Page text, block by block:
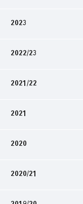
2023
2022/23
2021/22
2021
2020
2020/21